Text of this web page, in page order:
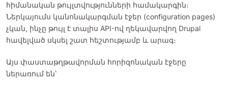
հիմանական թույլտվությունների համակարգին։
Ներկայումս կանոնակարգման էջեր (configuration pages)
չկան, ինչը թույլ է տալիս API-ով ղեկավարվող Drupal
հավելված սկսել շատ հեշտությամբ և արագ։
Այս փաստաթղթավորման հորիզոնական էջերը
ներառում են՝